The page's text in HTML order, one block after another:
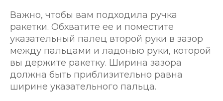
Важно, чтобы вам подходила ручка
ракетки. Обхватите ее и поместите
указательный палец второй руки в зазор
между пальцами и ладонью руки, которой
вы держите ракетку. Ширина зазора
должна быть приблизительно равна
ширине указательного пальца.